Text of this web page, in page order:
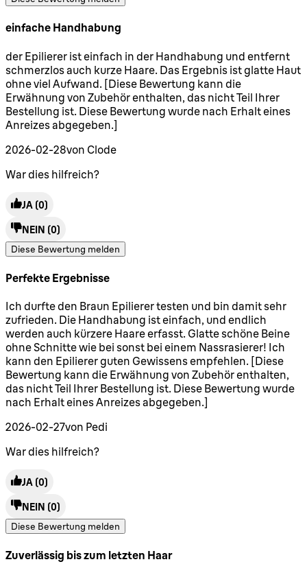
einfache Handhabung
5 Sterne von maximal 5
der Epilierer ist einfach in der Handhabung und entfernt
schmerzlos auch kurze Haare. Das Ergebnis ist glatte Haut
ohne viel Aufwand. [Diese Bewertung kann die
Erwähnung von Zubehör enthalten, das nicht Teil Ihrer
Bestellung ist. Diese Bewertung wurde nach Erhalt eines
Anreizes abgegeben.]
2026-02-28von Clode
War dies hilfreich?
JA (0)
NEIN (0)
Diese Bewertung melden
Perfekte Ergebnisse
5 Sterne von maximal 5
Ich durfte den Braun Epilierer testen und bin damit sehr
zufrieden. Die Handhabung ist einfach, und endlich
werden auch kürzere Haare erfasst. Glatte schöne Beine
ohne Schnitte wie bei sonst bei einem Nassrasierer! Ich
kann den Epilierer guten Gewissens empfehlen. [Diese
Bewertung kann die Erwähnung von Zubehör enthalten,
das nicht Teil Ihrer Bestellung ist. Diese Bewertung wurde
nach Erhalt eines Anreizes abgegeben.]
2026-02-27von Pedi
War dies hilfreich?
JA (0)
NEIN (0)
Diese Bewertung melden
Zuverlässig bis zum letzten Haar